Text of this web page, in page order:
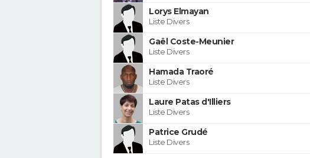
Lorys Elmayan
Liste Divers
Gaël Coste-Meunier
Liste Divers
Hamada Traoré
Liste Divers
Laure Patas d'Illiers
Liste Divers
Patrice Grudé
Liste Divers